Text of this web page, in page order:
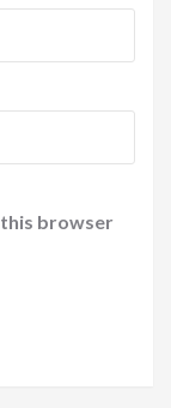
this browser